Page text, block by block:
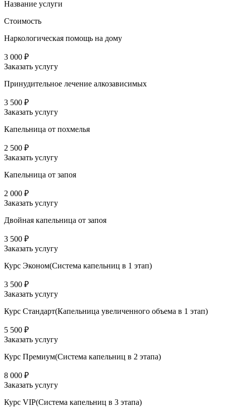
Название услуги
Стоимость
Наркологическая помощь на дому
3 000 ₽
Заказать услугу
Принудительное лечение алкозависимых
3 500 ₽
Заказать услугу
Капельница от похмелья
2 500 ₽
Заказать услугу
Капельница от запоя
2 000 ₽
Заказать услугу
Двойная капельница от запоя
3 500 ₽
Заказать услугу
Курс Эконом(Система капельниц в 1 этап)
3 500 ₽
Заказать услугу
Курс Стандарт(Капельница увеличенного объема в 1 этап)
5 500 ₽
Заказать услугу
Курс Премиум(Система капельниц в 2 этапа)
8 000 ₽
Заказать услугу
Курс VIP(Система капельниц в 3 этапа)